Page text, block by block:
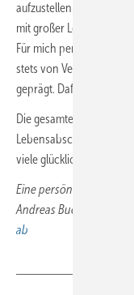
aufzustellen. „Karsten
mit großer Leidenschaft,
Für mich persönlich war
stets von Vertrauen,
geprägt. Dafür bin ich
Die gesamte Prefa-
Lebensabschnitt vor
viele glückliche Momente
Eine persönliche
Andreas Buck finden Sie
ab